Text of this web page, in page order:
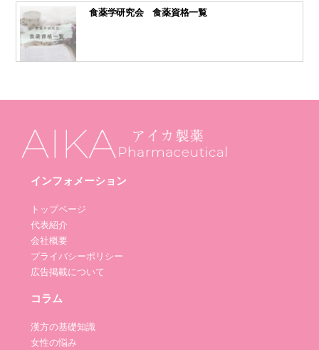
食薬学研究会 食薬資格一覧
インフォメーション
トップページ
代表紹介
会社概要
プライバシーポリシー
広告掲載について
コラム
漢方の基礎知識
女性の悩み